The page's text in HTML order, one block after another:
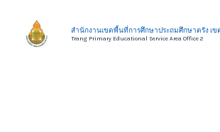
content
สำนักงานเขตพื้นที่การศึกษาประถมศึกษาตรัง เข
Trang Primary Educational Service Area Office 2